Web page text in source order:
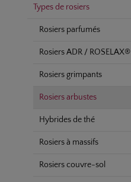
Types de rosiers
Rosiers parfumés
Rosiers ADR / ROSELAX®
Rosiers grimpants
Rosiers arbustes
Hybrides de thé
Rosiers à massifs
Rosiers couvre-sol